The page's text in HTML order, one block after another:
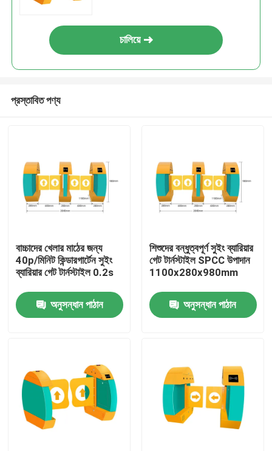
ভিডিও
আমাদের সম্পর্কে
চালিয়ে
প্রস্তাবিত পণ্য
বাচ্চাদের খেলার মাঠের জন্য
40p/মিনিট কিন্ডারগার্টেন সুইং
ব্যারিয়ার গেট টার্নস্টাইল 0.2s
অনুসন্ধান পাঠান
শিশুদের বন্ধুত্বপূর্ণ সুইং ব্যারিয়ার
গেট টার্নস্টাইল SPCC উপাদান
1100x280x980mm
অনুসন্ধান পাঠান